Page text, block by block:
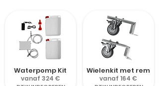
Waterpomp Kit
vanaf 324 €
Wielenkit met rem
vanaf 164 €